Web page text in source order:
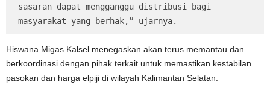
sasaran dapat mengganggu distribusi bagi
masyarakat yang berhak,” ujarnya.
Hiswana Migas Kalsel menegaskan akan terus memantau dan
berkoordinasi dengan pihak terkait untuk memastikan kestabilan
pasokan dan harga elpiji di wilayah Kalimantan Selatan.